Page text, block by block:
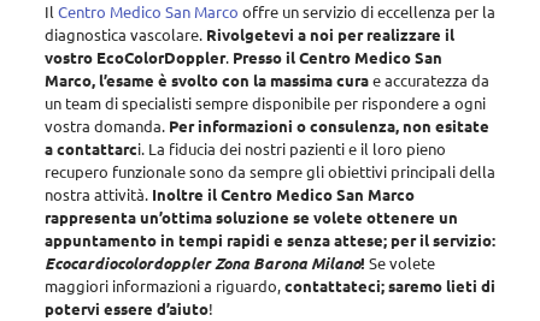
Il Centro Medico San Marco offre un servizio di eccellenza per la
diagnostica vascolare. Rivolgetevi a noi per realizzare il
vostro EcoColorDoppler. Presso il Centro Medico San
Marco, l’esame è svolto con la massima curae accuratezza da
un team di specialisti sempre disponibile per rispondere a ogni
vostra domanda.Per informazioni o consulenza, non esitate
a contattarci. La fiducia dei nostri pazienti e il loro pieno
recupero funzionale sono da sempre gli obiettivi principali della
nostra attività. Inoltre il Centro Medico San Marco
rappresenta un’ottima soluzione se volete ottenere un
appuntamento in tempi rapidi e senza attese; per il servizio:
Ecocardiocolordoppler Zona Barona Milano! Se volete
maggiori informazioni a riguardo,contattateci; saremo lieti di
potervi essere d’aiuto!